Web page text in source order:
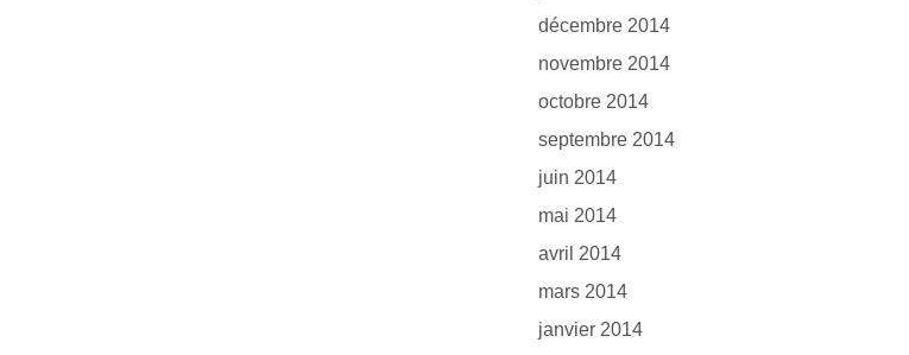
décembre 2014
novembre 2014
octobre 2014
septembre 2014
juin 2014
mai 2014
avril 2014
mars 2014
janvier 2014